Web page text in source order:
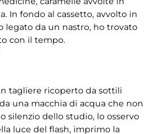
In fondo al cassetto, avvolto in
legato da un nastro, ho trovato
con il tempo.
tagliere ricoperto da sottili
una macchia di acqua che non
silenzio dello studio, lo osservo
luce del flash, imprimo la